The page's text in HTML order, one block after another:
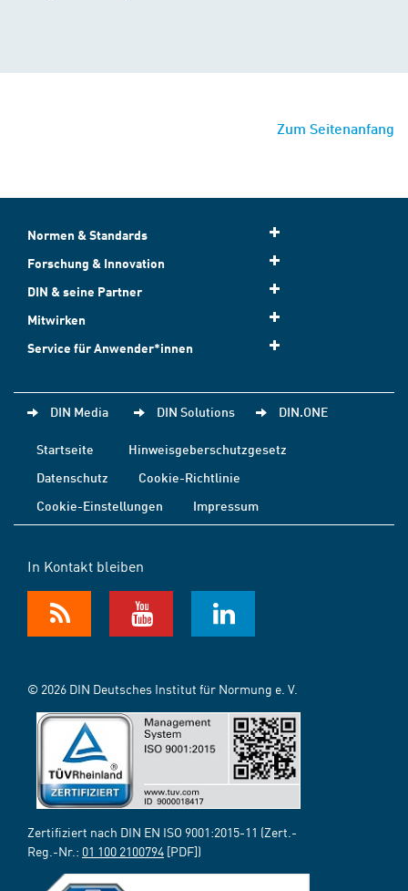
Zum Seitenanfang
Normen & Standards
Forschung & Innovation
DIN & seine Partner
Mitwirken
Service für Anwender*innen
DIN Media DIN Solutions DIN.ONE
Startseite
Hinweisgeberschutzgesetz
Datenschutz
Cookie-Richtlinie
Cookie-Einstellungen
Impressum
In Kontakt bleiben
© 2026 DIN Deutsches Institut für Normung e. V.
Zertifiziert nach DIN EN ISO 9001:2015-11 (Zert.-
Reg.-Nr.: 01 100 2100794 [PDF])